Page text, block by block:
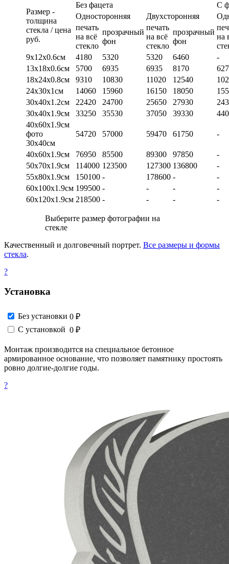
Размер -
толщина
стекла / цена
руб.
Без фацета
С
Односторонняя
Двухсторонняя
печать
на всё
стекло
прозрачный
фон
печать
на всё
стекло
прозрачный
фон
на
9х12х0.6см
4180 5320 5320 6460
-
13х18х0.6см
5700 6935 6935 8170
18х24х0.8см
9310 10830 11020 12540
24х30х1см
14060 15960 16150 18050
30х40х1.2см
22420 24700 25650 27930
30х40х1.9см
33250 35530 37050 39330
40х60х1.9см
фото
30х40см
54720 57000 59470 61750 -
40х60х1.9см 76950 85500 89300 97850
-
50х70х1.9см
114000 123500 127300 136800
-
55х80х1.9см
150100 - 178600 -
-
60х100х1.9см 199500 - - -
-
60х120х1.9см 218500 - - - -
Выберите размер фотографии на
стекле
Качественный и долговечный портрет. Все размеры и формы
стекла.
?
Установка
Без установки 0 ₽
С установкой 0 ₽
Монтаж производится на специальное бетонное
армированное основание, что позволяет памятнику простоять
ровно долгие-долгие годы.
?